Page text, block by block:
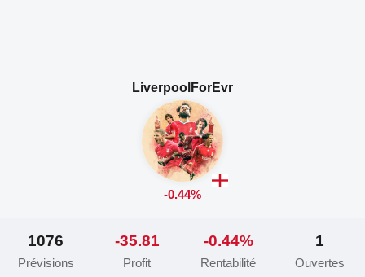
LiverpoolForEvr
-0.44%
1076
Prévisions
-35.81
Profit
-0.44%
Rentabilité
1
Ouvertes